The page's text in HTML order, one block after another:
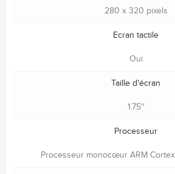
280 x 320 pixels
Ecran tactile
Oui
Taille d'écran
1.75''
Processeur
Processeur monocœur ARM